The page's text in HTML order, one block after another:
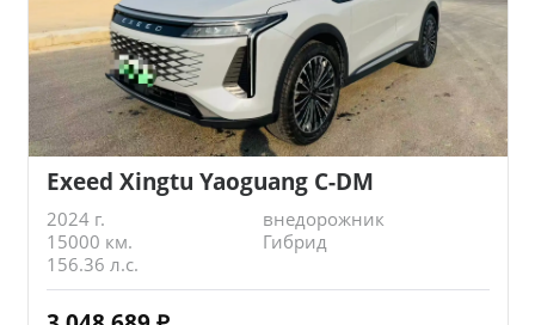
Exeed Xingtu Yaoguang C-DM
2024 г.
внедорожник
15000 км.
Гибрид
156.36 л.с.